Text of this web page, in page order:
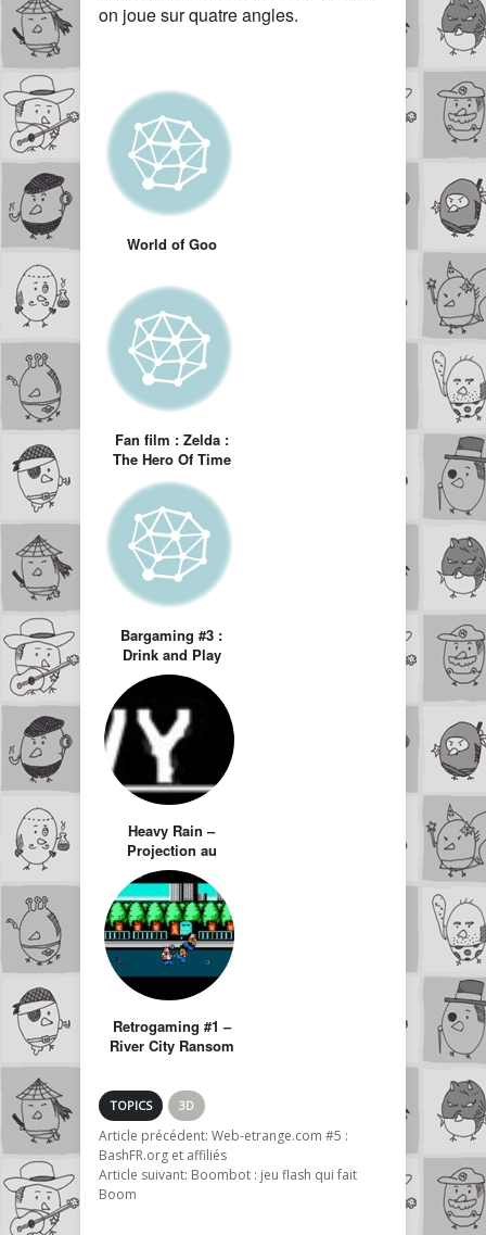
on joue sur quatre angles.
World of Goo
Fan film : Zelda :
The Hero Of Time
Bargaming #3 :
Drink and Play
Heavy Rain –
Projection au
Gaumont Marignan
Retrogaming #1 –
River City Ransom
TOPICS 3D
Article précédent: Web-etrange.com #5 :
BashFR.org et affiliés
Article suivant: Boombot : jeu flash qui fait
Boom